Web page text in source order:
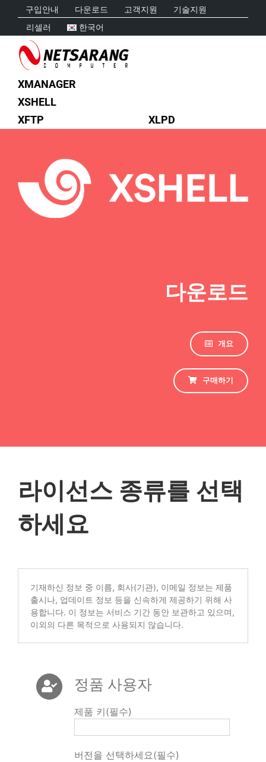
content
구입안내 다운로드 고객지원
기술지원
리셀러
한국어
XMANAGER
XSHELL
XFTP
XLPD
다운로드
개요
구매하기
라이선스 종류를 선택
하세요
기재하신 정보 중 이름, 회사(기관), 이메일 정보는 제품
출시나, 업데이트 정보 등을 신속하게 제공하기 위해 사
용합니다. 이 정보는 서비스 기간 동안 보관하고 있으며,
이외의 다른 목적으로 사용되지 않습니다.
정품 사용자
제품 키(필수)
버전을 선택하세요(필수)